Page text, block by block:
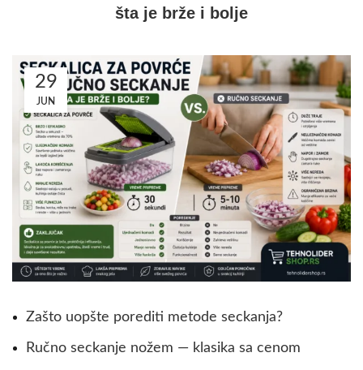
šta je brže i bolje
29
JUN
Zašto uopšte porediti metode seckanja?
Ručno seckanje nožem — klasika sa cenom